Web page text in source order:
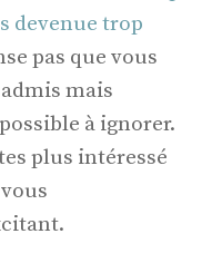
devenue trop
pas que vous
mais
à ignorer.
plus intéressé